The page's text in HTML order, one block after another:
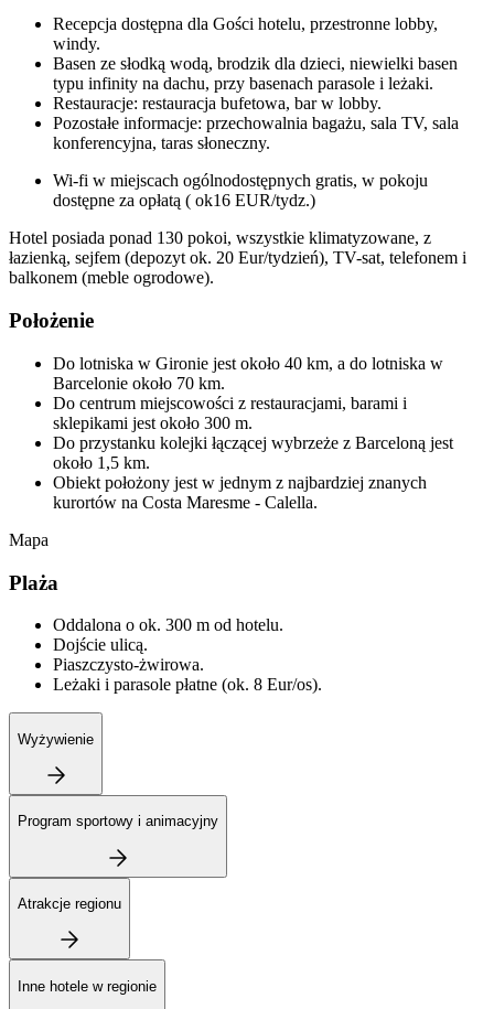
Recepcja dostępna dla Gości hotelu, przestronne lobby,
windy.
Basen ze słodką wodą, brodzik dla dzieci, niewielki basen
typu infinity na dachu, przy basenach parasole i leżaki.
Restauracje: restauracja bufetowa, bar w lobby.
Pozostałe informacje: przechowalnia bagażu, sala TV, sala
konferencyjna, taras słoneczny.
Wi-fi w miejscach ogólnodostępnych gratis, w pokoju
dostępne za opłatą ( ok16 EUR/tydz.)
Hotel posiada ponad 130 pokoi, wszystkie klimatyzowane, z
łazienką, sejfem (depozyt ok. 20 Eur/tydzień), TV-sat, telefonem i
balkonem (meble ogrodowe).
Położenie
Do lotniska w Gironie jest około 40 km, a do lotniska w
Barcelonie około 70 km.
Do centrum miejscowości z restauracjami, barami i
sklepikami jest około 300 m.
Do przystanku kolejki łączącej wybrzeże z Barceloną jest
około 1,5 km.
Obiekt położony jest w jednym z najbardziej znanych
kurortów na Costa Maresme - Calella.
Mapa
Plaża
Oddalona o ok. 300 m od hotelu.
Dojście ulicą.
Piaszczysto-żwirowa.
Leżaki i parasole płatne (ok. 8 Eur/os).
Wyżywienie
Program sportowy i animacyjny
Atrakcje regionu
Inne hotele w regionie